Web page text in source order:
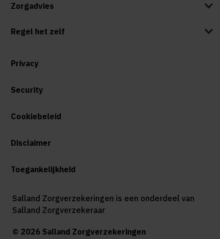
Zorgadvies
Regel het zelf
Privacy
Security
Cookiebeleid
Disclaimer
Toegankelijkheid
Salland Zorgverzekeringen is een onderdeel van
Salland Zorgverzekeraar
© 2026 Salland Zorgverzekeringen